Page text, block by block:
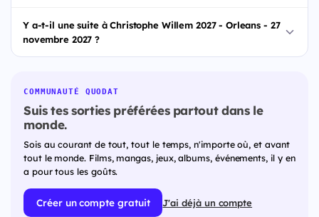
Y a-t-il une suite à Christophe Willem 2027 - Orleans - 27
novembre 2027 ?
COMMUNAUTÉ QUODAT
Suis tes sorties préférées partout dans le
monde.
Sois au courant de tout, tout le temps, n'importe où, et avant
tout le monde. Films, mangas, jeux, albums, événements, il y en
a pour tous les goûts.
Créer un compte gratuit J'ai déjà un compte